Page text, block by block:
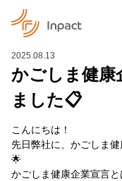
2025.08.13
かごしま健康
ました📋
こんにちは！
先日弊社に、かごしま
🌟
かごしま健康企業宣言